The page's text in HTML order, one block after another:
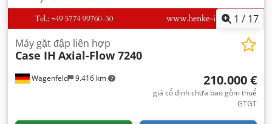
1 / 17
Wagenfeld 9.416 km
Máy gặt đập liên hợp
Case IH Axial-Flow 7240
210.000 €
giá cố định chưa bao gồm thuế
GTGT